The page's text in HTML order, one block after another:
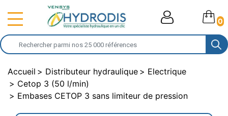
0
Accueil Distributeur hydraulique
Electrique
Cetop 3 (50 l/min)
Embases CETOP 3 sans limiteur de pression